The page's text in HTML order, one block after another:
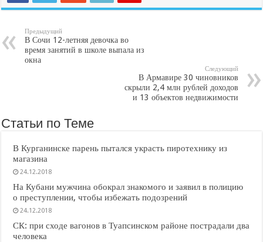
Предыдущий
В Сочи 12-летняя девочка во
время занятий в школе выпала из
окна
Следующий
В Армавире 30 чиновников
скрыли 2,4 млн рублей доходов
и 13 объектов недвижимости
Статьи по Теме
В Курганинске парень пытался украсть пиротехнику из
магазина
24.12.2018
На Кубани мужчина обокрал знакомого и заявил в полицию
о преступлении, чтобы избежать подозрений
24.12.2018
СК: при сходе вагонов в Туапсинском районе пострадали два
человека